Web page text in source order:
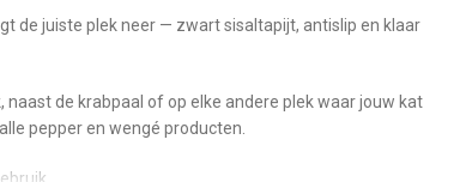
de juiste plek neer — zwart sisaltapijt, antislip en klaar
de krabpaal of op elke andere plek waar jouw kat
pepper en wengé producten.